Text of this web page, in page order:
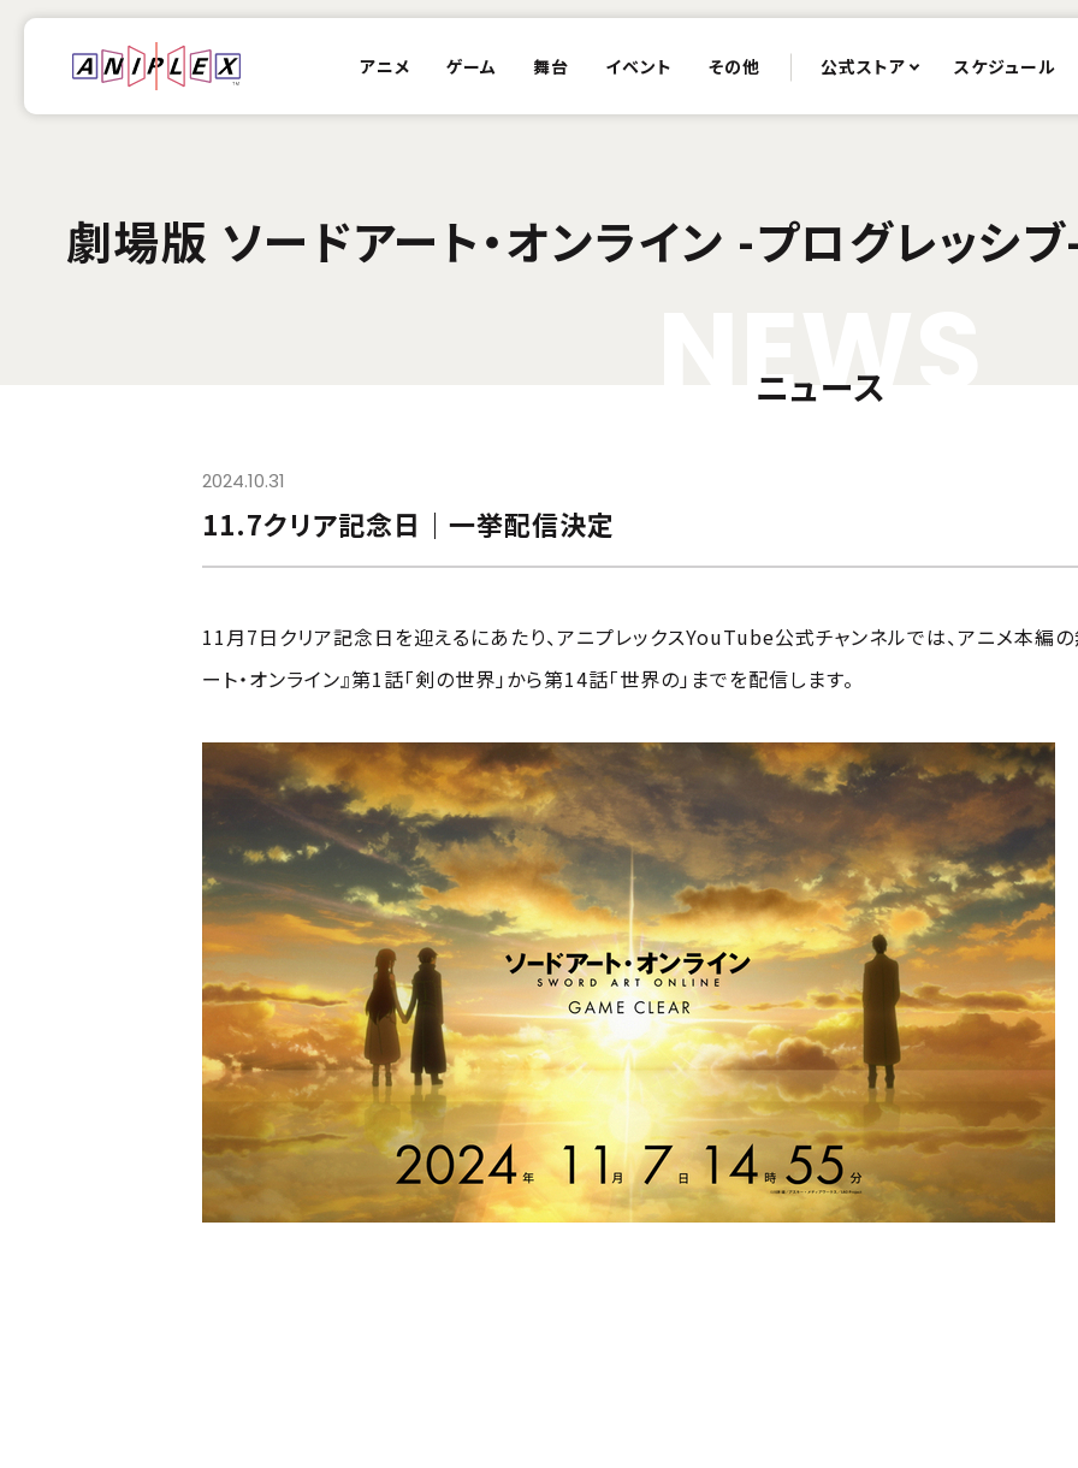
アニメ ゲーム 舞台 イベント その他 公式ストア スケジュール
劇場版 ソードアート・オンライン -プログレッシ
EW
ニュース
2024.10.31
11.7クリア記念日｜一挙配信決定
11月7日クリア記念日を迎えるにあたり、アニプレックスYouTube公式チャンネルでは、アニメ本編
ート・オンライン』第1話「剣の世界」から第14話「世界の」までを配信します。